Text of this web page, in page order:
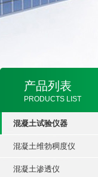
产品列表
PRODUCTS LIST
混凝土试验仪器
混凝土维勃稠度仪
混凝土渗透仪